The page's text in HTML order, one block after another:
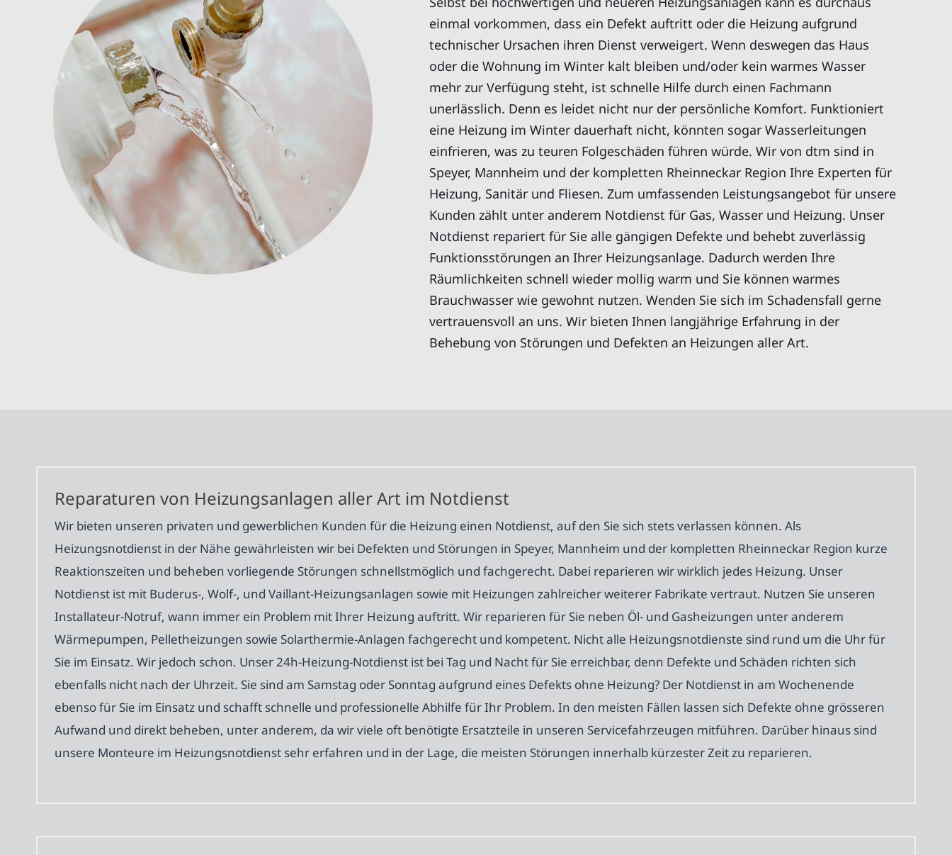
einmal vorkommen, dass ein Defekt auftritt oder die Heizung aufgrund
technischer Ursachen ihren Dienst verweigert. Wenn deswegen das Haus
oder die Wohnung im Winter kalt bleiben und/oder kein warmes Wasser
mehr zur Verfügung steht, ist schnelle Hilfe durch einen Fachmann
unerlässlich. Denn es leidet nicht nur der persönliche Komfort. Funktioniert
eine Heizung im Winter dauerhaft nicht, könnten sogar Wasserleitungen
einfrieren, was zu teuren Folgeschäden führen würde. Wir von dtm sind in
Speyer, Mannheim und der kompletten Rheinneckar Region Ihre Experten für
Heizung, Sanitär und Fliesen. Zum umfassenden Leistungsangebot für unsere
Kunden zählt unter anderem Notdienst für Gas, Wasser und Heizung. Unser
Notdienst repariert für Sie alle gängigen Defekte und behebt zuverlässig
Funktionsstörungen an Ihrer Heizungsanlage. Dadurch werden Ihre
Räumlichkeiten schnell wieder mollig warm und Sie können warmes
Brauchwasser wie gewohnt nutzen. Wenden Sie sich im Schadensfall gerne
vertrauensvoll an uns. Wir bieten Ihnen langjährige Erfahrung in der
Behebung von Störungen und Defekten an Heizungen aller Art.
Reparaturen von Heizungsanlagen aller Art im Notdienst
Wir bieten unseren privaten und gewerblichen Kunden für die Heizung einen Notdienst, auf den Sie sich stets verlassen können. Als
Heizungsnotdienst in der Nähe gewährleisten wir bei Defekten und Störungen in Speyer, Mannheim und der kompletten Rheinneckar Region kurze
Reaktionszeiten und beheben vorliegende Störungen schnellstmöglich und fachgerecht. Dabei reparieren wir wirklich jedes Heizung. Unser
Notdienst ist mit Buderus-, Wolf-, und Vaillant-Heizungsanlagen sowie mit Heizungen zahlreicher weiterer Fabrikate vertraut. Nutzen Sie unseren
Installateur-Notruf, wann immer ein Problem mit Ihrer Heizung auftritt. Wir reparieren für Sie neben Öl- und Gasheizungen unter anderem
Wärmepumpen, Pelletheizungen sowie Solarthermie-Anlagen fachgerecht und kompetent. Nicht alle Heizungsnotdienste sind rund um die Uhr für
Sie im Einsatz. Wir jedoch schon. Unser 24h-Heizung-Notdienst ist bei Tag und Nacht für Sie erreichbar, denn Defekte und Schäden richten sich
ebenfalls nicht nach der Uhrzeit. Sie sind am Samstag oder Sonntag aufgrund eines Defekts ohne Heizung? Der Notdienst in am Wochenende
ebenso für Sie im Einsatz und schafft schnelle und professionelle Abhilfe für Ihr Problem. In den meisten Fällen lassen sich Defekte ohne grösseren
Aufwand und direkt beheben, unter anderem, da wir viele oft benötigte Ersatzteile in unseren Servicefahrzeugen mitführen. Darüber hinaus sind
unsere Monteure im Heizungsnotdienst sehr erfahren und in der Lage, die meisten Störungen innerhalb kürzester Zeit zu reparieren.